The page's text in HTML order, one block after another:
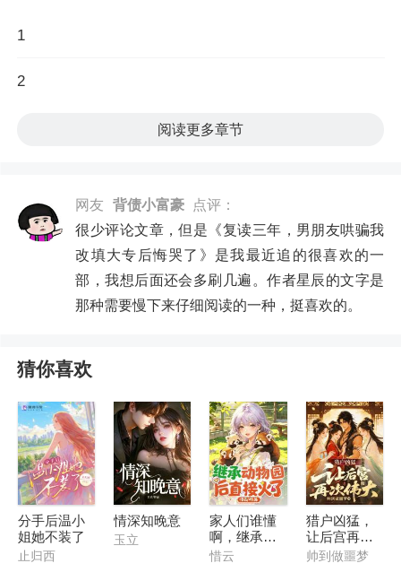
1
2
阅读更多章节
网友 背债小富豪
点评：
很少评论文章，但是《复读三年，男朋友哄骗我
改填大专后悔哭了》是我最近追的很喜欢的一
部，我想后面还会多刷几遍。作者星辰的文字是
那种需要慢下来仔细阅读的一种，挺喜欢的。
猜你喜欢
分手后温小
姐她不装了
止归西
情深知晚意
玉立
家人们谁懂
啊，继承动
物园后直接
惜云
猎户凶猛，
让后宫再次
伟大
帅到做噩梦